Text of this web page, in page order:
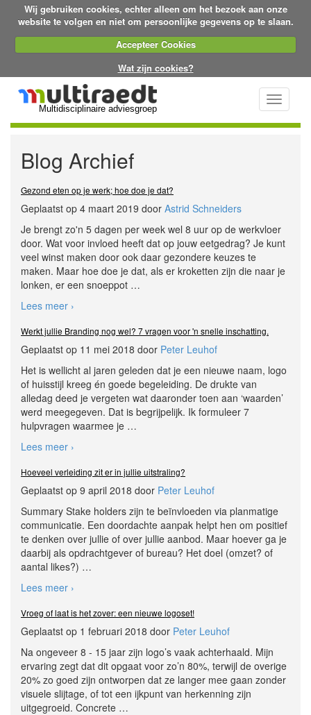
Wij gebruiken cookies, echter alleen om het bezoek aan onze
website te volgen en niet om persoonlijke gegevens op te slaan.
Accepteer Cookies
Wat zijn cookies?
Multidisciplinaire adviesgroep
Toggle
Blog Archief
Gezond eten op je werk; hoe doe je dat?
Geplaatst op 4 maart 2019 door Astrid Schneiders
Je brengt zo'n 5 dagen per week wel 8 uur op de werkvloer
door. Wat voor invloed heeft dat op jouw eetgedrag? Je kunt
veel winst maken door ook daar gezondere keuzes te
maken. Maar hoe doe je dat, als er kroketten zijn die naar je
lonken, er een snoeppot …
Lees meer ›
Werkt jullie Branding nog wel? 7 vragen voor 'n snelle inschatting.
Geplaatst op 11 mei 2018 door Peter Leuhof
Het is wellicht al jaren geleden dat je een nieuwe naam, logo
of huisstijl kreeg én goede begeleiding. De drukte van
alledag deed je vergeten wat daaronder toen aan ‘waarden’
werd meegegeven. Dat is begrijpelijk. Ik formuleer 7
hulpvragen waarmee je …
Lees meer ›
Hoeveel verleiding zit er in jullie uitstraling?
Geplaatst op 9 april 2018 door Peter Leuhof
Summary Stake holders zijn te beïnvloeden via planmatige
communicatie. Een doordachte aanpak helpt hen om positief
te denken over jullie of over jullie aanbod. Maar hoever ga je
daarbij als opdrachtgever of bureau? Het doel (omzet? of
aantal likes?) …
Lees meer ›
Vroeg of laat is het zover: een nieuwe logoset!
Geplaatst op 1 februari 2018 door Peter Leuhof
Na ongeveer 8 - 15 jaar zijn logo’s vaak achterhaald. Mijn
ervaring zegt dat dit opgaat voor zo’n 80%, terwijl de overige
20% zo goed zijn ontworpen dat ze langer mee gaan zonder
visuele slijtage, of tot een ijkpunt van herkenning zijn
uitgegroeid. Concrete …